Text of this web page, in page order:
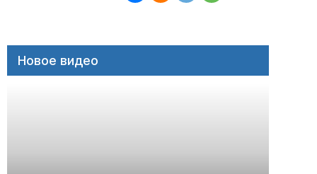
Новое видео